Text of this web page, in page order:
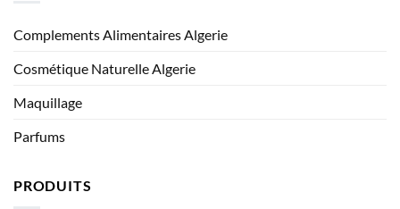
Complements Alimentaires Algerie
Cosmétique Naturelle Algerie
Maquillage
Parfums
PRODUITS